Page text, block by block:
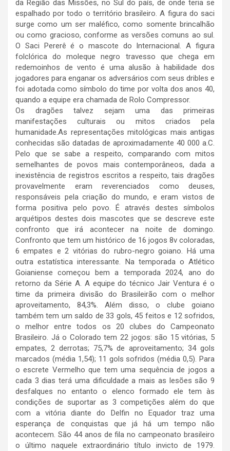
da Região das Missões, no Sul do país, de onde teria se
espalhado por todo o território brasileiro. A figura do saci
surge como um ser maléfico, como somente brincalhão
ou como gracioso, conforme as versões comuns ao sul.
O Saci Pererê é o mascote do Internacional. A figura
folclórica do moleque negro travesso que chega em
redemoinhos de vento é uma alusão à habilidade dos
jogadores para enganar os adversários com seus dribles e
foi adotada como símbolo do time por volta dos anos 40,
quando a equipe era chamada de Rolo Compressor.
Os dragões talvez sejam uma das primeiras
manifestações culturais ou mitos criados pela
humanidade.As representações mitológicas mais antigas
conhecidas são datadas de aproximadamente 40 000 a.C.
Pelo que se sabe a respeito, comparando com mitos
semelhantes de povos mais contemporâneos, dada a
inexistência de registros escritos a respeito, tais dragões
provavelmente eram reverenciados como deuses,
responsáveis pela criação do mundo, e eram vistos de
forma positiva pelo povo. É através destes símbolos
arquétipos destes dois mascotes que se descreve este
confronto que irá acontecer na noite de domingo.
Confronto que tem um histórico de 16 jogos 8v coloradas,
6 empates e 2 vitórias do rubro-negro goiano. Há uma
outra estatística interessante. Na temporada o Atlético
Goianiense começou bem a temporada 2024, ano do
retorno da Série A. A equipe do técnico Jair Ventura é o
time da primeira divisão do Brasileirão com o melhor
aproveitamento, 84,3%. Além disso, o clube goiano
também tem um saldo de 33 gols, 45 feitos e 12 sofridos,
o melhor entre todos os 20 clubes do Campeonato
Brasileiro. Já o Colorado tem 22 jogos: são 15 vitórias, 5
empates, 2 derrotas; 75,7% de aproveitamento; 34 gols
marcados (média 1,54); 11 gols sofridos (média 0,5). Para
o escrete Vermelho que tem uma sequência de jogos a
cada 3 dias terá uma dificuldade a mais as lesões são 9
desfalques no entanto o elenco formado ele tem às
condições de suportar as 3 competições além do que
com a vitória diante do Delfin no Equador traz uma
esperança de conquistas que já há um tempo não
acontecem. São 44 anos de fila no campeonato brasileiro
o último naquele extraordinário título invicto de 1979.